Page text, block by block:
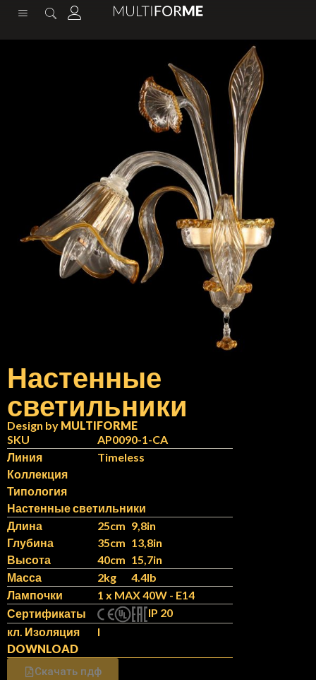
содержимому
IT
Design by MULTIFORME
Настенные
светильники
SKU
AP0090-1-CA
Линия
Timeless
Коллекция
Типология
Настенные светильники
Длина
25cm 9,8in
Глубина
35cm 13,8in
Высота
40cm 15,7in
Масса
2kg
4.4lb
Лампочки
1 x MAX 40W - E14
Сертификаты
IP 20
кл. Изоляция
I
DOWNLOAD
Скачать пдф